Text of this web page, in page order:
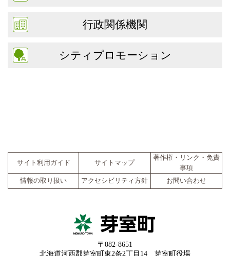
行政関係機関
シティプロモーション
サイト利用ガイド サイトマップ
著作権・リンク・免責
事項
情報の取り扱い
アクセシビリティ方針 お問い合わせ
〒082-8651
北海道河西郡芽室町東2条2丁目14 芽室町役場